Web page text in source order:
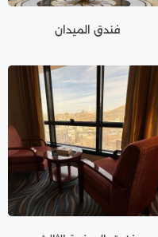
فندق الميدان